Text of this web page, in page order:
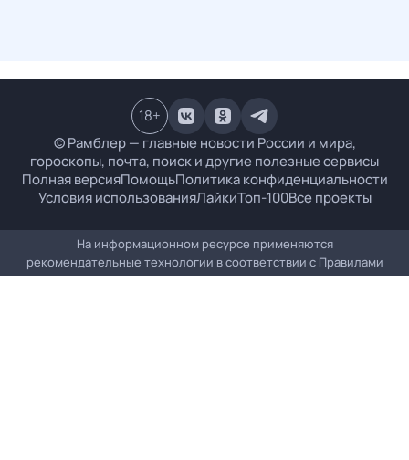
© Рамблер — главные новости России и мира,
гороскопы, почта, поиск и другие полезные сервисы
Полная версияПомощьПолитика конфиденциальности
Условия использованияЛайкиТоп-100Все проекты
18+
На информационном ресурсе применяются
рекомендательные технологии в соответствии с Правилами